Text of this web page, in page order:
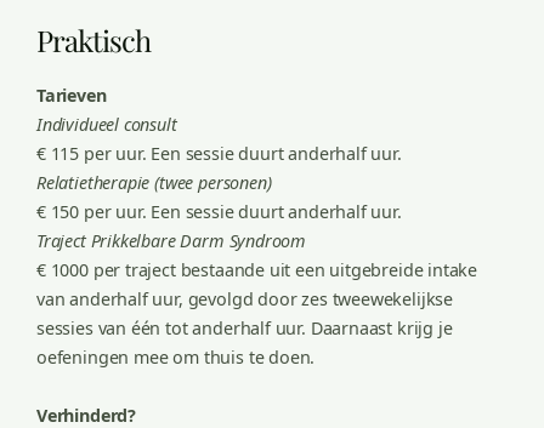
Praktisch
Tarieven
Individueel consult
€ 115 per uur. Een sessie duurt anderhalf uur.
Relatietherapie (twee personen)
€ 150 per uur. Een sessie duurt anderhalf uur.
Traject Prikkelbare Darm Syndroom
€ 1000 per traject bestaande uit een uitgebreide intake
van anderhalf uur, gevolgd door zes tweewekelijkse
sessies van één tot anderhalf uur. Daarnaast krijg je
oefeningen mee om thuis te doen.
Verhinderd?